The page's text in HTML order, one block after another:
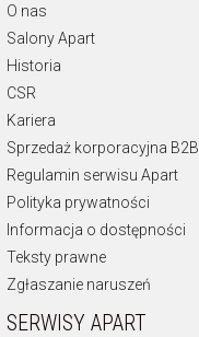
O nas
Salony Apart
Historia
CSR
Kariera
Sprzedaż korporacyjna B2B
Regulamin serwisu Apart
Polityka prywatności
Informacja o dostępności
Teksty prawne
Zgłaszanie naruszeń
SERWISY APART